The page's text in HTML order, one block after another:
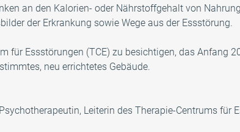
an den Kalorien- oder Nährstoffgehalt von
der Erkrankung sowie Wege aus der Essstörung.
für Essstörungen (TCE) zu besichtigen, das Anfang
neu errichtetes Gebäude.
Leiterin des Therapie-Centrums für